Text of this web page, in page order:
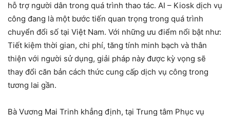
hỗ trợ người dân trong quá trình thao tác. AI – Kiosk dịch vụ
công đang là một bước tiến quan trọng trong quá trình
chuyển đổi số tại Việt Nam. Với những ưu điểm nổi bật như:
Tiết kiệm thời gian, chi phí, tăng tính minh bạch và thân
thiện với người sử dụng, giải pháp này được kỳ vọng sẽ
thay đổi căn bản cách thức cung cấp dịch vụ công trong
tương lai gần.
Bà Vương Mai Trinh khẳng định, tại Trung tâm Phục vụ